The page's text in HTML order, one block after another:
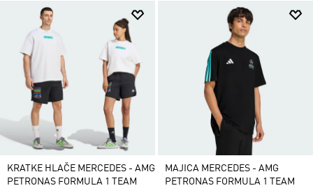
KRATKE HLAČE MERCEDES - AMG
PETRONAS FORMULA 1 TEAM
MAJICA MERCEDES - AMG
PETRONAS FORMULA 1 TEAM